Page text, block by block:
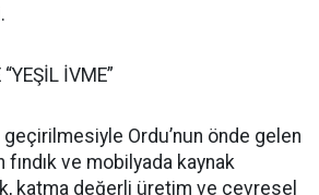
“YEŞİL İVME”
geçirilmesiyle Ordu’nun önde gelen
fındık ve mobilyada kaynak
katma değerli üretim ve çevresel